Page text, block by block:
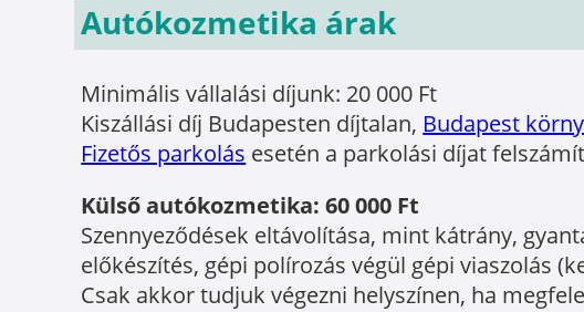
Autókozmetika árak
Minimális vállalási díjunk: 20 000 Ft
Kiszállási díj Budapesten díjtalan, Budapest
Fizetős parkolás esetén a parkolási díjat
Külső autókozmetika: 60 000 Ft
Szennyeződések eltávolítása, mint kátrány,
előkészítés, gépi polírozás végül gépi viaszolás
Csak akkor tudjuk végezni helyszínen, ha